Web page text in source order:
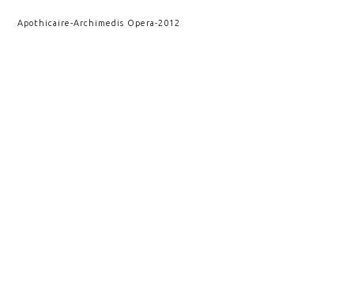
Apothicaire-Archimedis Opera-2012